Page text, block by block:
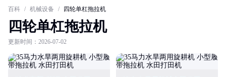
百科 / 机械设备 / 四轮单杠拖拉机
四轮单杠拖拉机
更新时间：2026-07-02